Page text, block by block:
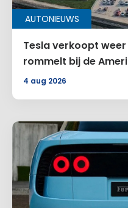
Alternative:
AUTONIEUWS
Tesla verkoopt
rommelt bij de
4 aug 2026